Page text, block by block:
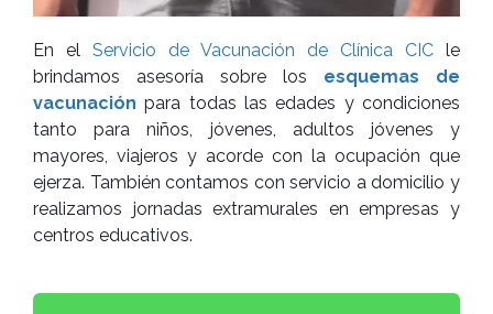
En el Servicio de Vacunación de Clínica CIC le
brindamos asesoría sobre los esquemas de
vacunación para todas las edades y condiciones
tanto para niños, jóvenes, adultos jóvenes y
mayores, viajeros y acorde con la ocupación que
ejerza. También contamos con servicio a domicilio y
realizamos jornadas extramurales en empresas y
centros educativos.